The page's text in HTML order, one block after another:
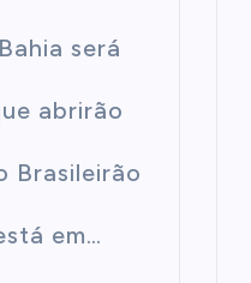
será
abrirão
Brasileirão
em…